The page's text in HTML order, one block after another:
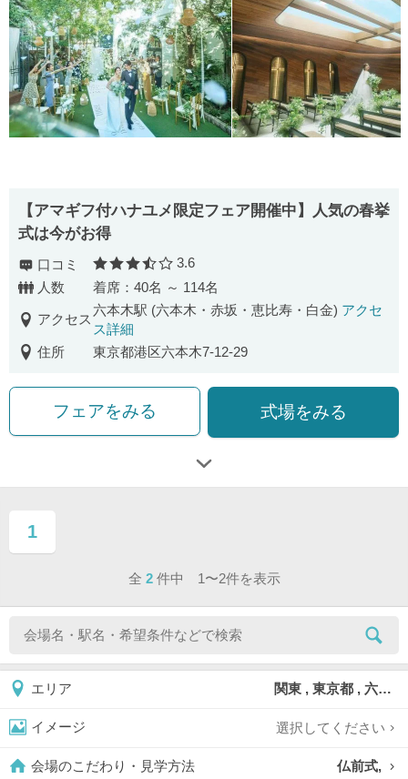
【アマギフ付ハナユメ限定フェア開催中】人気の春挙
式は今がお得
口コミ 口コミ評価
3.6
人数
着席：40名 ～ 114名
アクセス
六本木駅 (六本木・赤坂・恵比寿・白金) アクセ
ス詳細
住所
東京都港区六本木7-12-29
フェアをみる 式場をみる
1
ページ目
全 2 件中 1〜2件を表示
エリア 関東 , 東京都 , 六本木
イメージ 選択してください
会場のこだわり・見学方法 仏前式,